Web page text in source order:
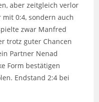
aber zeitgleich verlor
0:4, sondern auch
zwar Manfred
trotz guter Chancen
Partner Nenad
Form bestätigen
Endstand 2:4 bei